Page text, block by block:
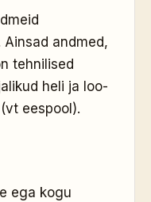
andmed,
tehnilised
heli ja loo-
eespool).
ega kogu